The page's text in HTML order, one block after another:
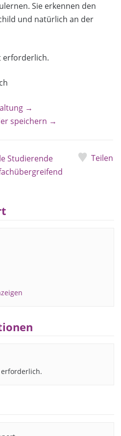
Sie erkennen den
und natürlich an der
erforderlich.
→
speichern →
Studierende
Teilen